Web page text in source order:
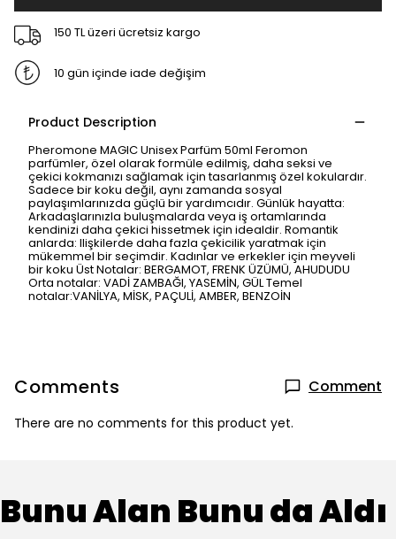
150 TL üzeri ücretsiz kargo
10 gün içinde iade değişim
Product Description
Pheromone MAGIC Unisex Parfüm 50ml Feromon
parfümler, özel olarak formüle edilmiş, daha seksi ve
çekici kokmanızı sağlamak için tasarlanmış özel kokulardır.
Sadece bir koku değil, aynı zamanda sosyal
paylaşımlarınızda güçlü bir yardımcıdır. Günlük hayatta:
Arkadaşlarınızla buluşmalarda veya iş ortamlarında
kendinizi daha çekici hissetmek için idealdir. Romantik
anlarda: Ilişkilerde daha fazla çekicilik yaratmak için
mükemmel bir seçimdir. Kadınlar ve erkekler için meyveli
bir koku Üst Notalar: BERGAMOT, FRENK ÜZÜMÜ, AHUDUDU
Orta notalar: VADİ ZAMBAĞI, YASEMİN, GÜL Temel
notalar:VANİLYA, MİSK, PAÇULİ, AMBER, BENZOİN
Comments Comment
There are no comments for this product yet.
Bunu Alan Bunu da Aldı